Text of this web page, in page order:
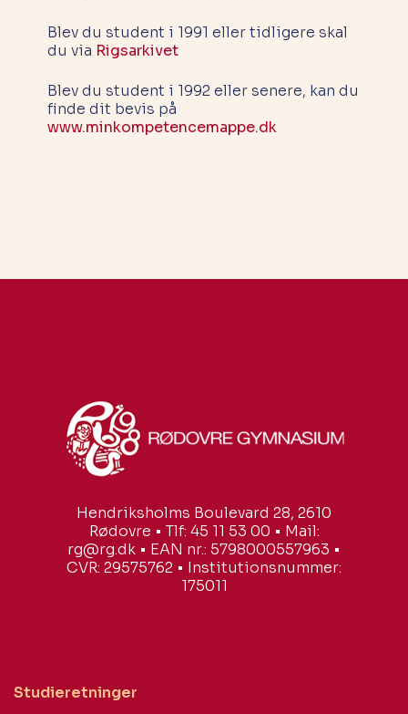
Blev du student i 1991 eller tidligere skal
du via Rigsarkivet
Blev du student i 1992 eller senere, kan du
finde dit bevis på
www.minkompetencemappe.dk
Hendriksholms Boulevard 28, 2610
Rødovre • Tlf: 45 11 53 00 • Mail:
rg@rg.dk • EAN nr.: 5798000557963 •
CVR: 29575762 • Institutionsnummer:
175011
Studieretninger
Whistleblowerordning
Stillingsopslag
SiLøSep